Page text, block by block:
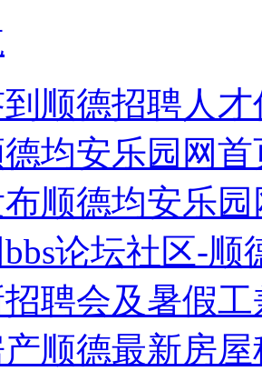
顺德招聘人
均安乐园网首
顺德均安乐
论坛社区-
聘会及暑假
顺德最新房